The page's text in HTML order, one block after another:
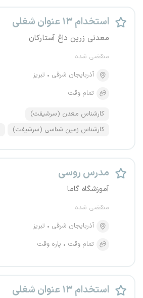
استخدام ۱۳ عنوان شغلی
معدنی زرین داغ آستارکان
منقضی شده
آذربایجان شرقی
تبریز
تمام وقت
کارشناس معدن (سرشیفت)
کارشناس زمین شناسی (سرشیفت)
مدرس روسی
آموزشگاه گاما
منقضی شده
آذربایجان شرقی
تبریز
تمام وقت
پاره وقت
استخدام ۱۳ عنوان شغلی